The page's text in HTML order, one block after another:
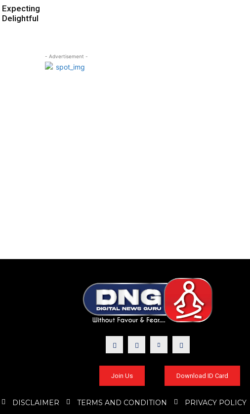
Expecting
Delightful
- Advertisement -
Join Us Download ID Card
DISCLAIMER TERMS AND CONDITION PRIVACY POLICY